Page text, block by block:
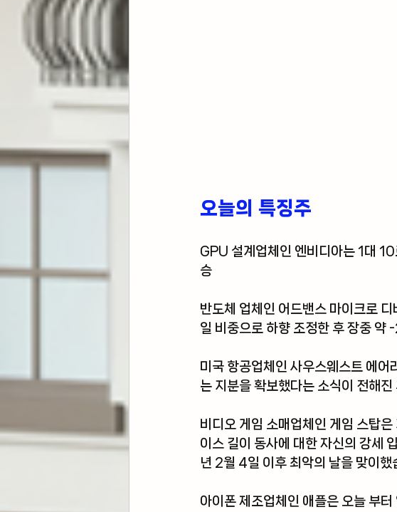
오늘의 특징주
GPU 설계업체인 엔비디아는 1대
승
반도체 업체인 어드밴스 마이크로 디
일 비중으로 하향 조정한 후 장중 약
미국 항공업체인 사우스웨스트 에어
는 지분을 확보했다는 소식이 전해
비디오 게임 소매업체인 게임 스탑은
이스 길이 동사에 대한 자신의 강세
년 2월 4일 이후 최악의 날을 맞이했
아이폰 제조업체인 애플은 오늘 부